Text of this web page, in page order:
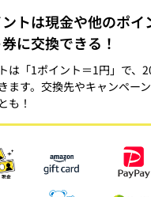
トは現金や他のポイ
に交換できる！
は「1ポイント＝1円」で、
ます。交換先やキャンペー
も！